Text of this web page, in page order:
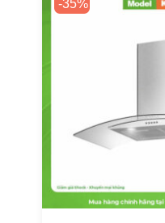
-35%